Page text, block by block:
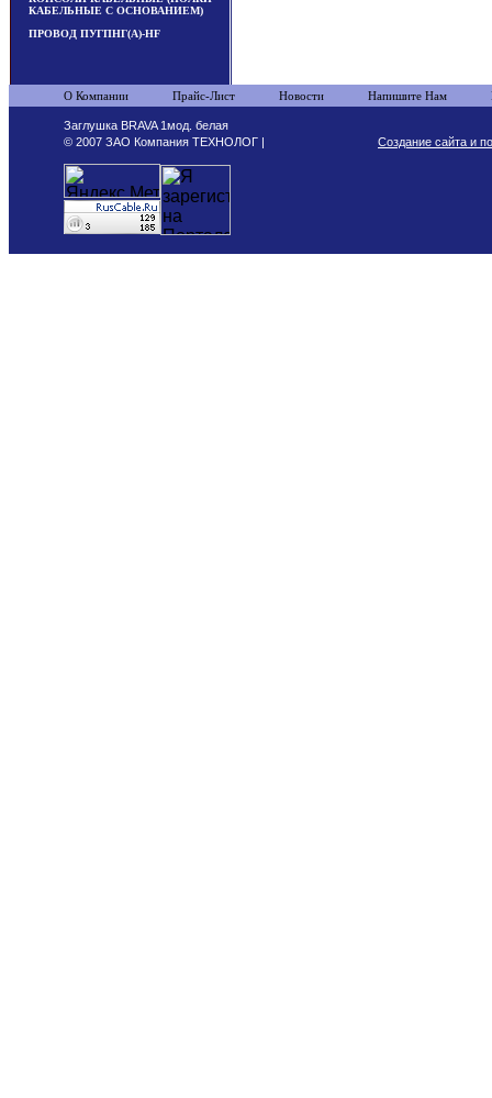
КАБЕЛЬНЫЕ С ОСНОВАНИЕМ)
ПРОВОД ПУГПНГ(А)-HF
О Компании Прайс-Лист Новости Напишите Нам
Заглушка BRAVA 1мод. белая
© 2007 ЗАО Компания ТЕХНОЛОГ |
Создание сайта и